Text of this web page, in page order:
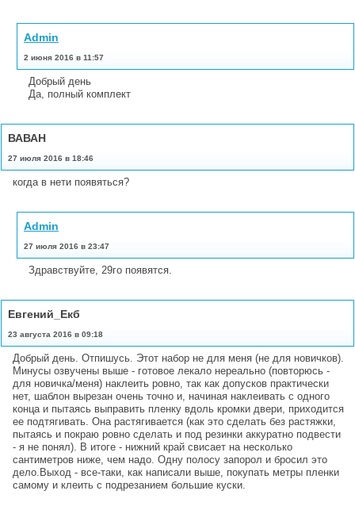
Admin
2 июня 2016 в 11:57
Добрый день
Да, полный комплект
ВАВАН
27 июля 2016 в 18:46
когда в нети появяться?
Admin
27 июля 2016 в 23:47
Здравствуйте, 29го появятся.
Евгений_Екб
23 августа 2016 в 09:18
Добрый день. Отпишусь. Этот набор не для меня (не для новичков).
Минусы озвучены выше - готовое лекало нереально (повторюсь -
для новичка/меня) наклеить ровно, так как допусков практически
нет, шаблон вырезан очень точно и, начиная наклеивать с одного
конца и пытаясь выправить пленку вдоль кромки двери, приходится
ее подтягивать. Она растягивается (как это сделать без растяжки,
пытаясь и покраю ровно сделать и под резинки аккуратно подвести
- я не понял). В итоге - нижний край свисает на несколько
сантиметров ниже, чем надо. Одну полосу запорол и бросил это
дело.Выход - все-таки, как написали выше, покупать метры пленки
самому и клеить с подрезанием большие куски.